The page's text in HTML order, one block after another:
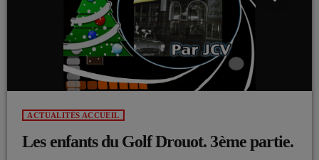
ACTUALITÉS ACCUEIL
Les enfants du Golf Drouot. 3ème partie.